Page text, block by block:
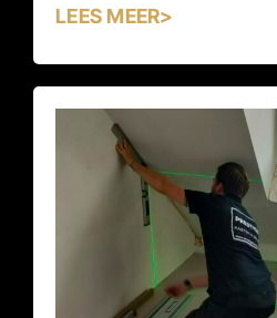
LEES MEER>